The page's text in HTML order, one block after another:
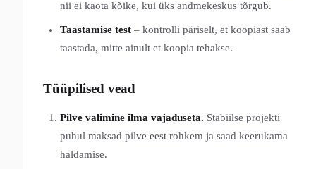
nii ei kaota kõike, kui üks andmekeskus tõrgub.
Taastamise test – kontrolli päriselt, et koopiast saab
taastada, mitte ainult et koopia tehakse.
Tüüpilised vead
Pilve valimine ilma vajaduseta. Stabiilse projekti
puhul maksad pilve eest rohkem ja saad keerukama
haldamise.